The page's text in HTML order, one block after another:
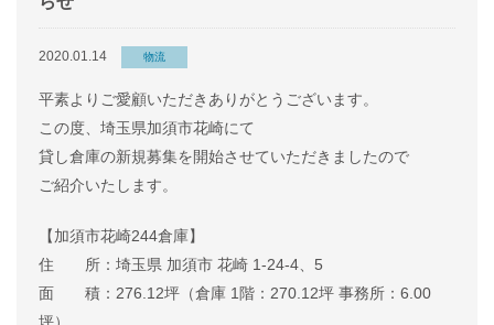
2020.01.14 物流
平素よりご愛顧いただきありがとうございます。
この度、埼玉県加須市花崎にて
貸し倉庫の新規募集を開始させていただきましたので
ご紹介いたします。
【加須市花崎244倉庫】
住 所：埼玉県 加須市 花崎 1-24-4、5
面 積：276.12坪（倉庫 1階：270.12坪 事務所：6.00